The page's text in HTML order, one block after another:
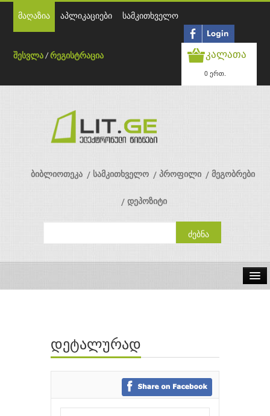
მაღაზია აპლიკაციები სამკითხველო
შესვლა /რეგისტრაცია კალათა
0 ერთ.
ბიბლიოთეკა სამკითხველო პროფილი მეგობრები
დეპოზიტი
ავტორები
გამომცემლობები
დეტალურად